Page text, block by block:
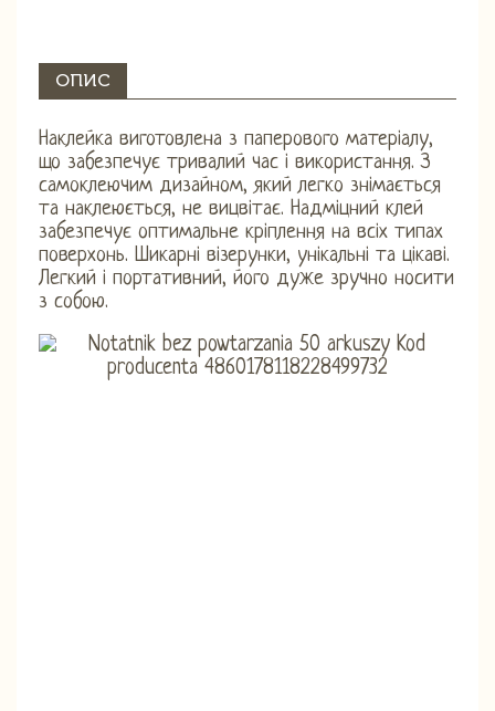
ОПИС
Наклейка виготовлена ​​з паперового матеріалу,
що забезпечує тривалий час і використання. З
самоклеючим дизайном, який легко знімається
та наклеюється, не вицвітає. Надміцний клей
забезпечує оптимальне кріплення на всіх типах
поверхонь. Шикарні візерунки, унікальні та цікаві.
Легкий і портативний, його дуже зручно носити
з собою.